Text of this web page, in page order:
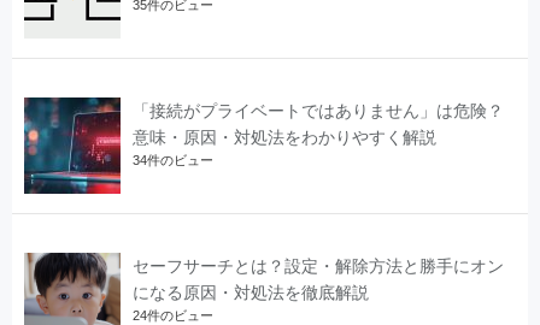
35件のビュー
「接続がプライベートではありません」は危険？
意味・原因・対処法をわかりやすく解説
34件のビュー
セーフサーチとは？設定・解除方法と勝手にオン
になる原因・対処法を徹底解説
24件のビュー